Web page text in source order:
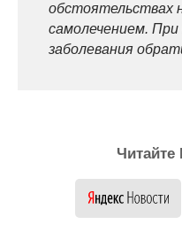
обстоятельствах
самолечением. При
заболевания
Читайте